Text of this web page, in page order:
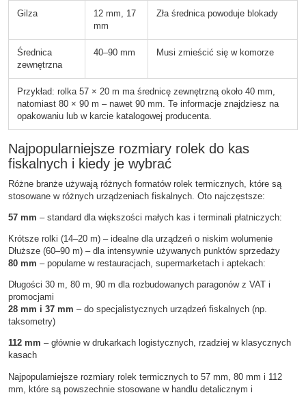
Gilza
12 mm, 17
mm
Zła średnica powoduje blokady
Średnica
zewnętrzna
40–90 mm Musi zmieścić się w komorze
Przykład: rolka 57 × 20 m ma średnicę zewnętrzną około 40 mm,
natomiast 80 × 90 m – nawet 90 mm. Te informacje znajdziesz na
opakowaniu lub w karcie katalogowej producenta.
Najpopularniejsze rozmiary rolek do kas
fiskalnych i kiedy je wybrać
Różne branże używają różnych formatów rolek termicznych, które są
stosowane w różnych urządzeniach fiskalnych. Oto najczęstsze:
57 mm – standard dla większości małych kas i terminali płatniczych:
Krótsze rolki (14–20 m) – idealne dla urządzeń o niskim wolumenie
Dłuższe (60–90 m) – dla intensywnie używanych punktów sprzedaży
80 mm – popularne w restauracjach, supermarketach i aptekach:
Długości 30 m, 80 m, 90 m dla rozbudowanych paragonów z VAT i
promocjami
28 mm i 37 mm – do specjalistycznych urządzeń fiskalnych (np.
taksometry)
112 mm – głównie w drukarkach logistycznych, rzadziej w klasycznych
kasach
Najpopularniejsze rozmiary rolek termicznych to 57 mm, 80 mm i 112
mm, które są powszechnie stosowane w handlu detalicznym i